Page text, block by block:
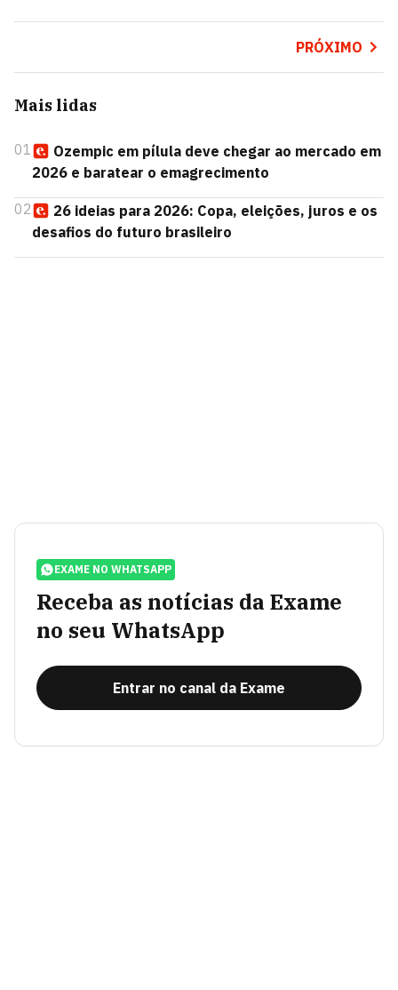
PRÓXIMO
Mais lidas
01
Ozempic em pílula deve chegar ao mercado em
2026 e baratear o emagrecimento
02
26 ideias para 2026: Copa, eleições, juros e os
desafios do futuro brasileiro
EXAME NO WHATSAPP
Receba as notícias da Exame
no seu WhatsApp
Entrar no canal da Exame